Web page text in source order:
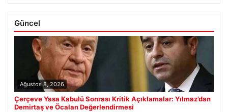
Güncel
Ağustos 8, 2026
Çerçeve Yasa Kabulü Sonrası Kritik Açıklamalar: Yılmaz’dan
Demirtaş ve Öcalan Değerlendirmesi